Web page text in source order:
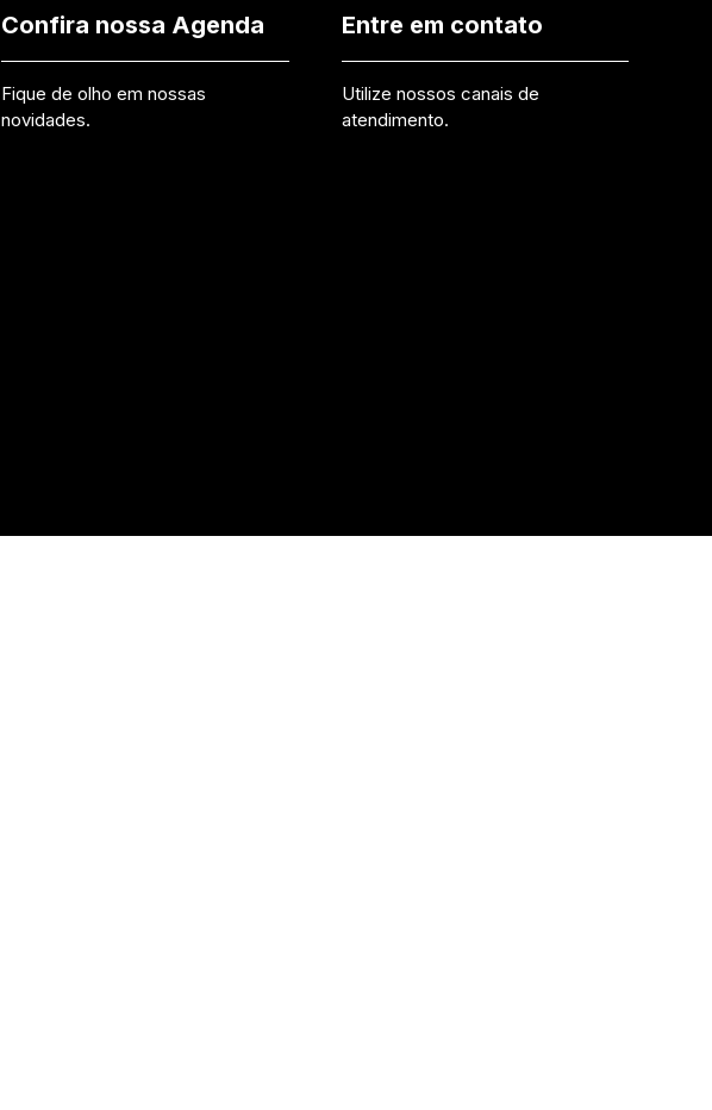
Confira nossa Agenda
Fique de olho em nossas
novidades.
Entre em contato
Utilize nossos canais de
atendimento.